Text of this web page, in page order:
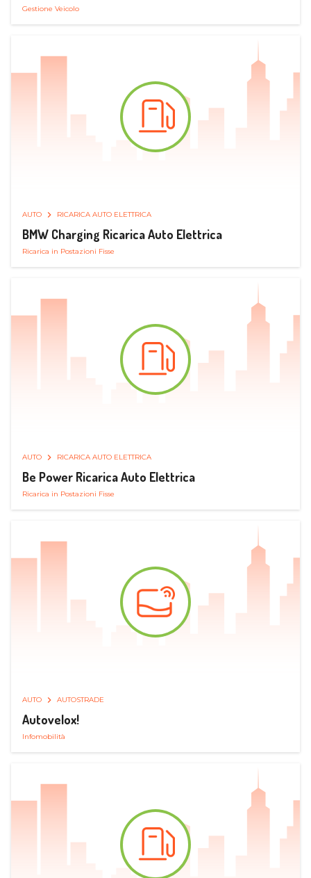
Gestione Veicolo
AUTO RICARICA AUTO ELETTRICA
BMW Charging Ricarica Auto Elettrica
Ricarica in Postazioni Fisse
AUTO RICARICA AUTO ELETTRICA
Be Power Ricarica Auto Elettrica
Ricarica in Postazioni Fisse
AUTO AUTOSTRADE
Autovelox!
Infomobilità